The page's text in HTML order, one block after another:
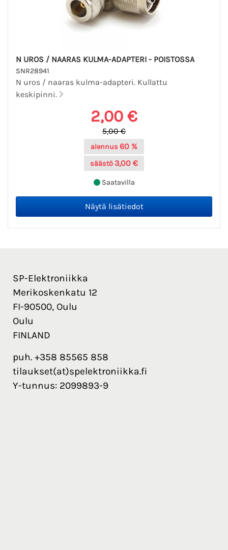
N UROS / NAARAS KULMA-ADAPTERI - POISTOSSA
SNR28941
N uros / naaras kulma-adapteri. Kullattu
keskipinni.
2,00 €
5,00 €
alennus60 %
säästö 3,00 €
Saatavilla
SP-Elektroniikka
Merikoskenkatu 12
FI-90500, Oulu
Oulu
FINLAND
puh. +358 85565 858
tilaukset(at)spelektroniikka.fi
Y-tunnus: 2099893-9